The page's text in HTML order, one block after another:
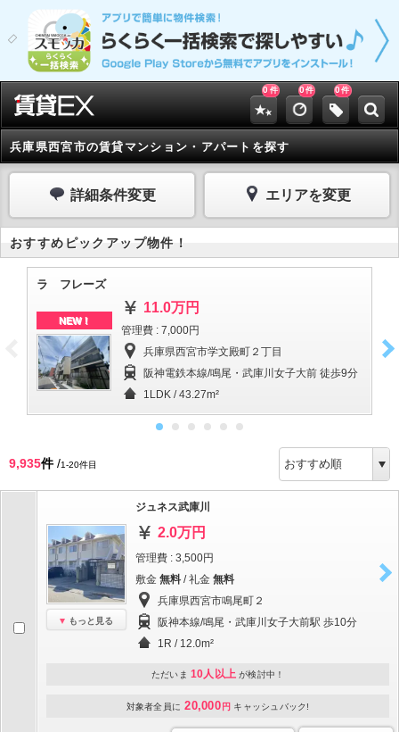
0 件 0件 0件
兵庫県西宮市の賃貸マンション・アパートを探す
詳細条件変更 エリアを変更
おすすめピックアップ物件！
ラ フレーズ
NEW！
11.0万円
管理費 : 7,000円
兵庫県西宮市学文殿町２丁目
阪神電鉄本線/鳴尾・武庫川女子大前 徒歩9分
1LDK / 43.27m²
9,935件/1-20件目
もっと見る
ジュネス武庫川
2.0万円
管理費 : 3,500円
敷金 無料 / 礼金 無料
兵庫県西宮市鳴尾町２
阪神本線/鳴尾・武庫川女子大前駅 歩10分
1R / 12.0m²
ただいま 10人以上 が検討中！
対象者全員に 20,000 円 キャッシュバック!